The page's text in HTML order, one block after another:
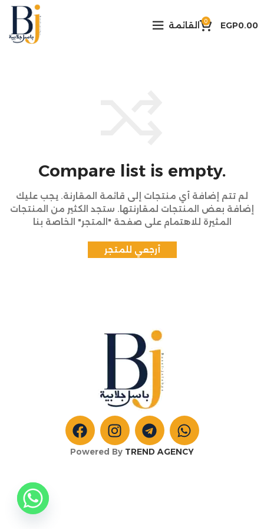
القائمة 0 EGP0.00
Compare list is empty.
لم تتم إضافة أي منتجات إلى قائمة المقارنة. يجب عليك
إضافة بعض المنتجات لمقارنتها. ستجد الكثير من المنتجات
المثيرة للاهتمام على صفحة "المتجر" الخاصة بنا
أرجعي للمتجر
Powered By TREND AGENCY